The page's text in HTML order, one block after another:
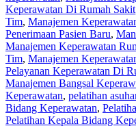
Keperawatan Di Rumah Sakit
Tim, Manajemen
Penerimaan Pasien Baru,
Manajemen Keperawatan
Tim, Manajemen
Pelayanan Keperawatan Di
Manajemen Bangsal
Keperawatan, pelatihan
Bidang Keperawatan,
Pelatihan Kepala Bidang